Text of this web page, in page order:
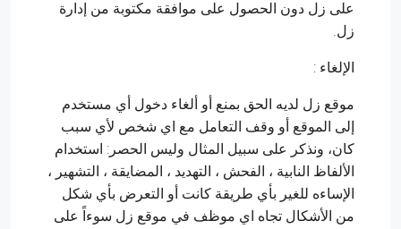
على زل دون الحصول على موافقة مكتوبة من إدارة
زل.
الإلغاء :
موقع زل لديه الحق بمنع أو ألغاء دخول أي مستخدم
إلى الموقع أو وقف التعامل مع اي شخص لأي سبب
كان، ونذكر على سبيل المثال وليس الحصر: استخدام
الألفاظ النابية ، الفحش ، التهديد ، المضايقة ، التشهير ،
الإساءه للغير بأي طريقة كانت أو التعرض بأي شكل
من الأشكال تجاه اي موظف في موقع زل سوءاً على